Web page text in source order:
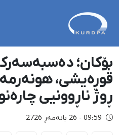
بۆکان؛
ڕوژ ناڕوونیی
09:59 - 26 بانەمەڕ 2726